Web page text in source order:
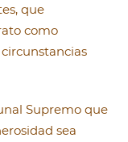
que
como
Supremo que
sea